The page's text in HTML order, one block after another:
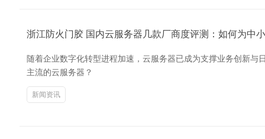
浙江防火门胶 国内云服务器几款厂商度评测：如何为中
随着企业数字化转型进程加速，云服务器已成为支撑业务创新
主流的云服务器？
新闻资讯